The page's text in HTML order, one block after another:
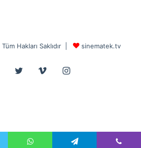
Hakları Saklıdır | sinematek.tv
Facebook
Twitter VimeoInstagram